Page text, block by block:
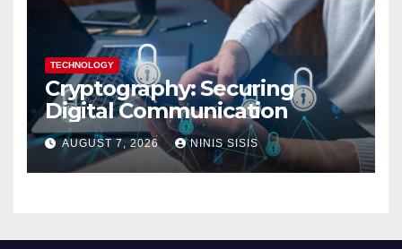
TECHNOLOGY
Cryptography: Securing
Digital Communication
AUGUST 7, 2026 NINIS SISIS